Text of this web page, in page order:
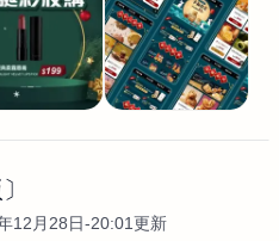
12月28日-20:01更新